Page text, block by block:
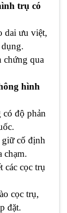
trụ có
dai ưu việt,
qua
hình
độ phản
cố định
chạm.
các cọc trụ
cọc trụ,
đặt.